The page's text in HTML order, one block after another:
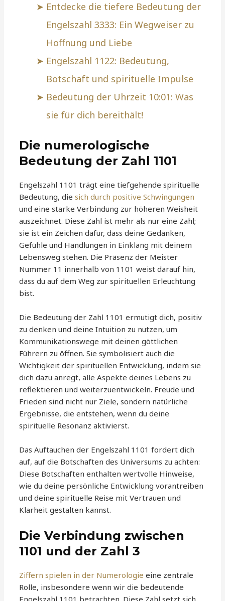
Entdecke die tiefere Bedeutung der
Engelszahl 3333: Ein Wegweiser zu
Hoffnung und Liebe
Engelszahl 1122: Bedeutung,
Botschaft und spirituelle Impulse
Bedeutung der Uhrzeit 10:01: Was
sie für dich bereithält!
Die numerologische
Bedeutung der Zahl 1101
Engelszahl 1101 trägt eine tiefgehende spirituelle
Bedeutung, diesich durch positive Schwingungen
und eine starke Verbindung zur höheren Weisheit
auszeichnet. Diese Zahl ist mehr als nur eine Zahl;
sie ist ein Zeichen dafür, dass deine Gedanken,
Gefühle und Handlungen in Einklang mit deinem
Lebensweg stehen. Die Präsenz der Meister
Nummer 11 innerhalb von 1101 weist darauf hin,
dass du auf dem Weg zur spirituellen Erleuchtung
bist.
Die Bedeutung der Zahl 1101 ermutigt dich, positiv
zu denken und deine Intuition zu nutzen, um
Kommunikationswege mit deinen göttlichen
Führern zu öffnen. Sie symbolisiert auch die
Wichtigkeit der spirituellen Entwicklung, indem sie
dich dazu anregt, alle Aspekte deines Lebens zu
reflektieren und weiterzuentwickeln. Freude und
Frieden sind nicht nur Ziele, sondern natürliche
Ergebnisse, die entstehen, wenn du deine
spirituelle Resonanz aktivierst.
Das Auftauchen der Engelszahl 1101 fordert dich
auf, auf die Botschaften des Universums zu achten:
Diese Botschaften enthalten wertvolle Hinweise,
wie du deine persönliche Entwicklung vorantreiben
und deine spirituelle Reise mit Vertrauen und
Klarheit gestalten kannst.
Die Verbindung zwischen
1101 und der Zahl 3
Ziffern spielen in der Numerologie eine zentrale
Rolle, insbesondere wenn wir die bedeutende